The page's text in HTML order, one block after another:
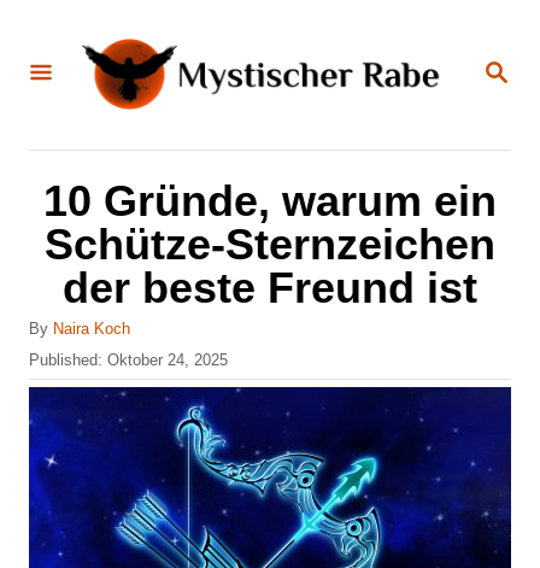
S
E
10 Gründe, warum ein
Schütze-Sternzeichen
der beste Freund ist
By A
u
t
o
r
Naira Koch
P
o
s
e
o
Published: Oktober 24, 2025